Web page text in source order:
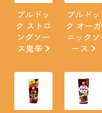
ブルドッ
ク ストロ
ングソー
ス鬼辛
ブルドッ
ク オーガ
ニックソ
ース